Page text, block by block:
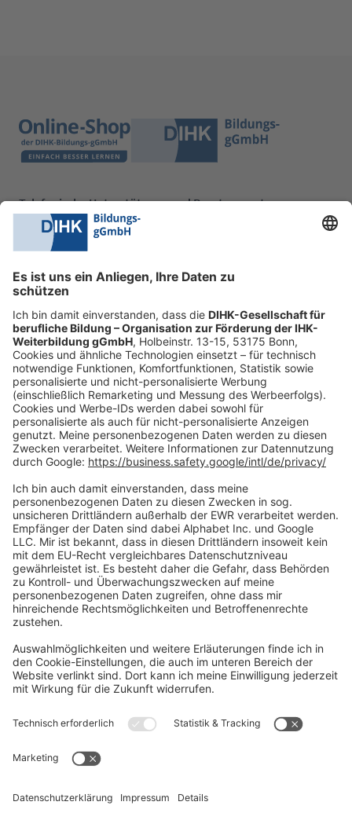
Telefonische Unterstützung und Beratung unter:
0228 6205 205
Fr.:
09:00-14:00 Uhr
shop@dihk-bildung.shop
Vertrag widerrufen
Zahlungsarten
Social Media
Oft Gesucht
Rund um die Prüfung
Datenschutzerklärung
Widerrufsrecht
Versandinformationen
Erklärung zur Barrierefreiheit